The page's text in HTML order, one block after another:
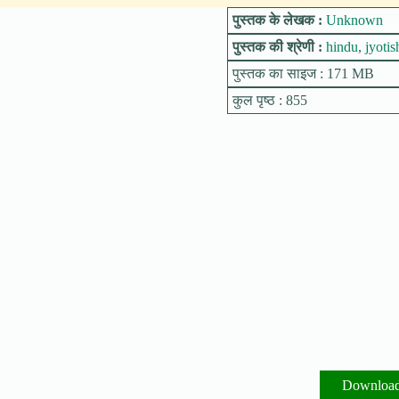
पुस्तक के लेखक : Unknown
पुस्तक की श्रेणी : hindu,
पुस्तक का साइज : 171 MB
कुल पृष्ठ : 855